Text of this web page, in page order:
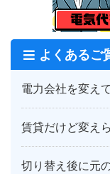
よくあるご
電力会社を変え
賃貸だけど変え
切り替え後に元